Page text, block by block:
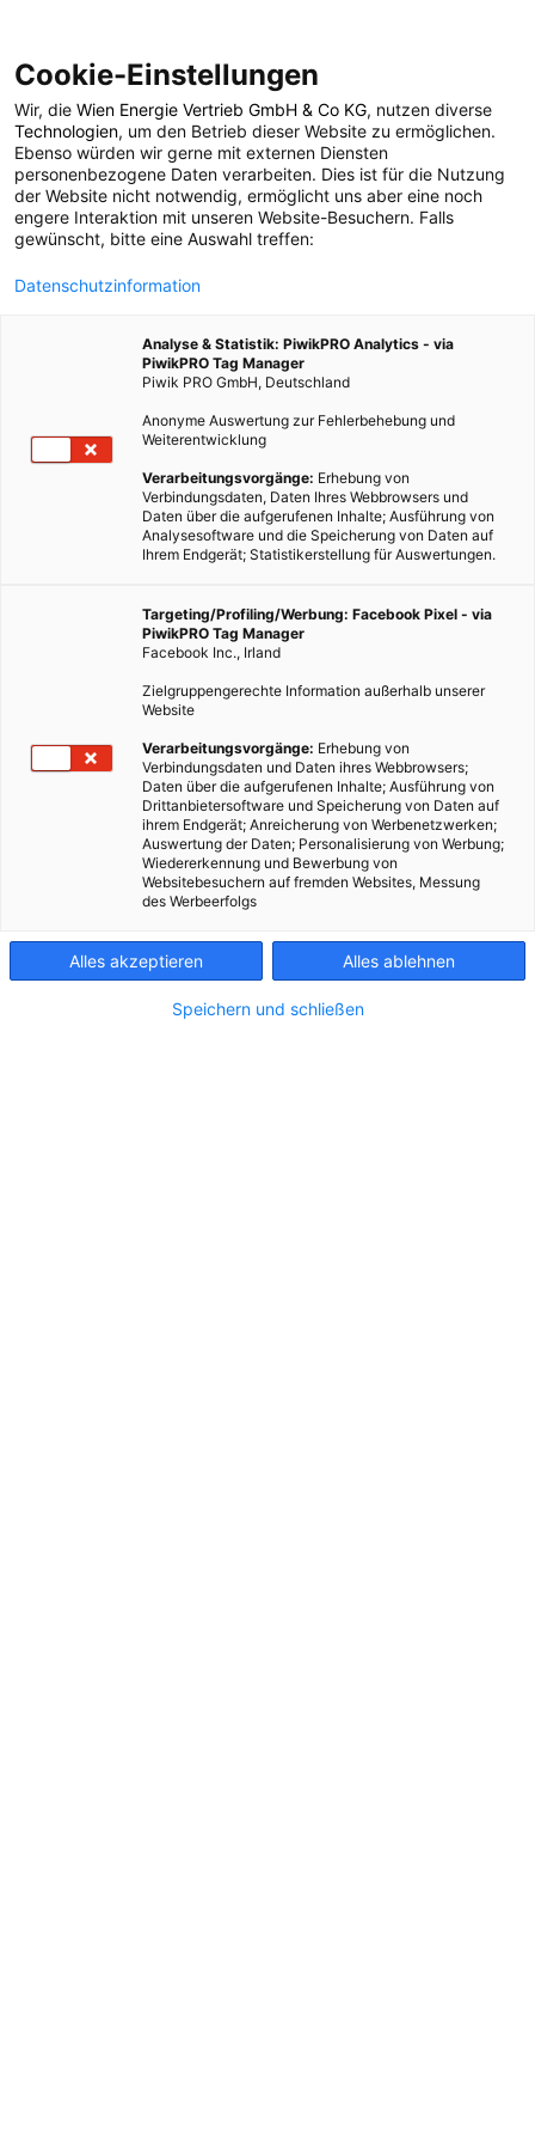
POSTS BY TAG
Cow-PV
1 BEITRAG
Cookie-Einstellungen
Wir, die Wien Energie Vertrieb GmbH & Co KG, nutzen diverse
Technologien, um den Betrieb dieser Website zu ermöglichen.
Ebenso würden wir gerne mit externen Diensten
personenbezogene Daten verarbeiten. Dies ist für die Nutzung
der Website nicht notwendig, ermöglicht uns aber eine noch
engere Interaktion mit unseren Website-Besuchern. Falls
gewünscht, bitte eine Auswahl treffen:
Datenschutzinformation
Analyse & Statistik: PiwikPRO Analytics - via
PiwikPRO Tag Manager
Piwik PRO GmbH, Deutschland
Anonyme Auswertung zur Fehlerbehebung und
Weiterentwicklung
Verarbeitungsvorgänge: Erhebung von
Verbindungsdaten, Daten Ihres Webbrowsers und
Daten über die aufgerufenen Inhalte; Ausführung von
Analysesoftware und die Speicherung von Daten auf
Ihrem Endgerät; Statistikerstellung für Auswertungen.
Targeting/Profiling/Werbung: Facebook Pixel - via
PiwikPRO Tag Manager
Facebook Inc., Irland
Zielgruppengerechte Information außerhalb unserer
Website
Verarbeitungsvorgänge: Erhebung von
Verbindungsdaten und Daten ihres Webbrowsers;
Daten über die aufgerufenen Inhalte; Ausführung von
Drittanbietersoftware und Speicherung von Daten auf
ihrem Endgerät; Anreicherung von Werbenetzwerken;
Auswertung der Daten; Personalisierung von Werbung;
Wiedererkennung und Bewerbung von
Websitebesuchern auf fremden Websites, Messung
des Werbeerfolgs
Alles akzeptieren Alles ablehnen
Speichern und schließen